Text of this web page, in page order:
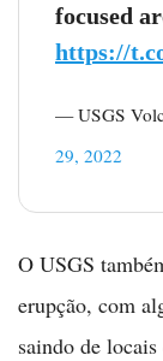
focused
https://
— USGS
29, 2022
O USGS
erupção, com
saindo de locais